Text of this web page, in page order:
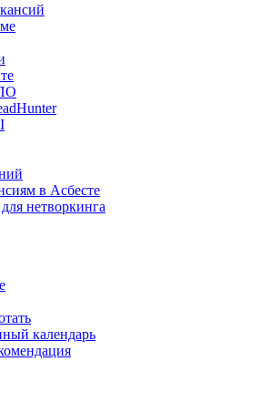
в Асбесте
нетворкинга
календарь